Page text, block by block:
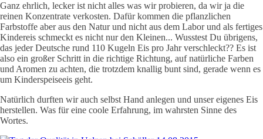
Ganz ehrlich, lecker ist nicht alles was wir probieren, da wir ja die
reinen Konzentrate verkosten. Dafür kommen die pflanzlichen
Farbstoffe aber aus den Natur und nicht aus dem Labor und als fertiges
Kindereis schmeckt es nicht nur den Kleinen... Wusstest Du übrigens,
das jeder Deutsche rund 110 Kugeln Eis pro Jahr verschleckt?? Es ist
also ein großer Schritt in die richtige Richtung, auf natürliche Farben
und Aromen zu achten, die trotzdem knallig bunt sind, gerade wenn es
um Kinderspeiseeis geht.
Natürlich durften wir auch selbst Hand anlegen und unser eigenes Eis
herstellen. Was für eine coole Erfahrung, im wahrsten Sinne des
Wortes.